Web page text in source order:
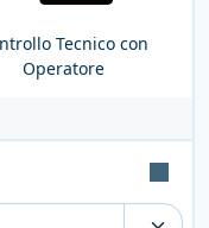
Tecnico con
Operatore